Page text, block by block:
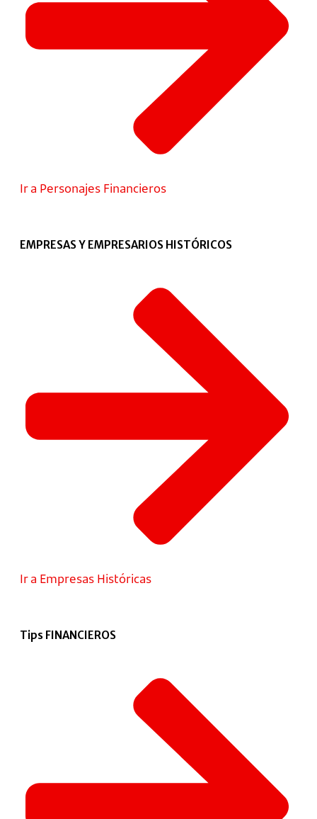
Ir a Personajes Financieros
EMPRESAS Y EMPRESARIOS HISTÓRICOS
Ir a Empresas Históricas
Tips FINANCIEROS